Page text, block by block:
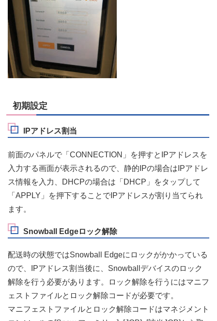
初期設定
IPアドレス割当
前面のパネルで「CONNECTION」を押すとIPアドレスを
入力する画面が表示されるので、静的IPの場合はIPアドレ
ス情報を入力、DHCPの場合は「DHCP」をタップして
「APPLY」を押下することでIPアドレスが割り当てられ
ます。
Snowball Edgeロック解除
配送時の状態ではSnowball Edgeにロックがかかっている
ので、IPアドレス割当後に、Snowballデバイスのロック
解除を行う必要があります。ロック解除を行うにはマニフ
ェストファイルとロック解除コードが必要です。
マニフェストファイルとロック解除コードはマネジメント